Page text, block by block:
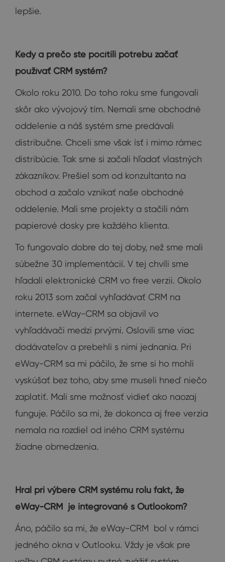
lepšie.
Kedy a prečo ste pocítili potrebu začať
používať CRM systém?
Okolo roku 2010. Do toho roku sme fungovali
skôr ako vývojový tím. Nemali sme obchodné
oddelenie a náš systém sme predávali
distribučne. Chceli sme však ísť i mimo rámec
distribúcie. Tak sme si začali hľadať vlastných
zákazníkov. Prešiel som od konzultanta na
obchod a začalo vznikať naše obchodné
oddelenie. Mali sme projekty a stačili nám
papierové dosky pre každého klienta.
To fungovalo dobre do tej doby, než sme mali
súbežne 30 implementácií. V tej chvíli sme
hľadali elektronické CRM vo free verzii. Okolo
roku 2013 som začal vyhľadávať CRM na
internete. eWay-CRM sa objavil vo
vyhľadávači medzi prvými. Oslovili sme viac
dodávateľov a prebehli s nimi jednania. Pri
eWay-CRM sa mi páčilo, že sme si ho mohli
vyskúšať bez toho, aby sme museli hneď niečo
zaplatiť. Mali sme možnosť vidieť ako naozaj
funguje. Páčilo sa mi, že dokonca aj free verzia
nemala na rozdiel od iného CRM systému
žiadne obmedzenia.
Hral pri výbere CRM systému rolu fakt, že
eWay-CRM je integrované s Outlookom?
Áno, páčilo sa mi, že eWay-CRM bol v rámci
jedného okna v Outlooku. Vždy je však pre